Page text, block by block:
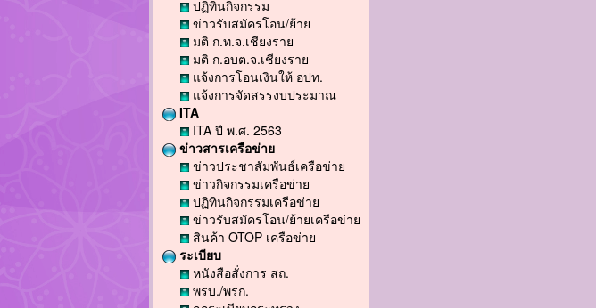
ปฏิทินกิจกรรม
ข่าวรับสมัครโอน/ย้าย
มติ ก.ท.จ.เชียงราย
มติ ก.อบต.จ.เชียงราย
แจ้งการโอนเงินให้ อปท.
แจ้งการจัดสรรงบประมาณ
ITA
ITA ปี พ.ศ. 2563
ข่าวสารเครือข่าย
ข่าวประชาสัมพันธ์เครือข่าย
ข่าวกิจกรรมเครือข่าย
ปฏิทินกิจกรรมเครือข่าย
ข่าวรับสมัครโอน/ย้ายเครือข่าย
สินค้า OTOP เครือข่าย
ระเบียบ
หนังสือสั่งการ สถ.
พรบ./พรก.